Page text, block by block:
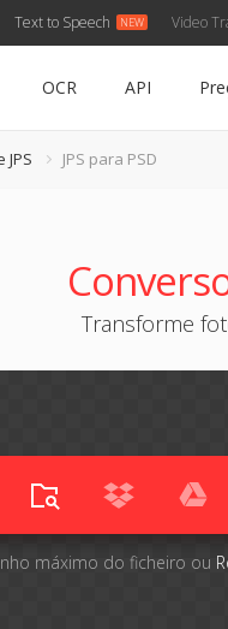
Text to Speech Video
OCR API
JPS para PSD
Transforme
máximo do ficheiro ou